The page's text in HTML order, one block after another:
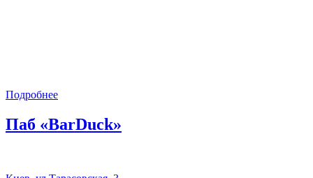
Подробнее
Паб «BarDuck»